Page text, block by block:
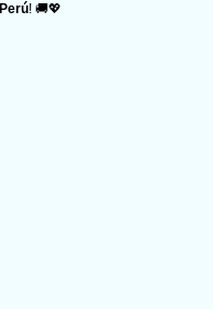
Perú! 🚚💖